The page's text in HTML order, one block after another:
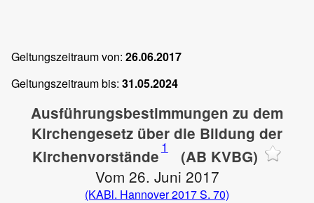
Geltungszeitraum von: 26.06.2017
Geltungszeitraum bis: 31.05.2024
Ausführungsbestimmungen zu dem
Kirchengesetz über die Bildung der
Kirchenvorstände 1 (AB KVBG)
Vom 26. Juni 2017
(KABl. Hannover 2017 S. 70)